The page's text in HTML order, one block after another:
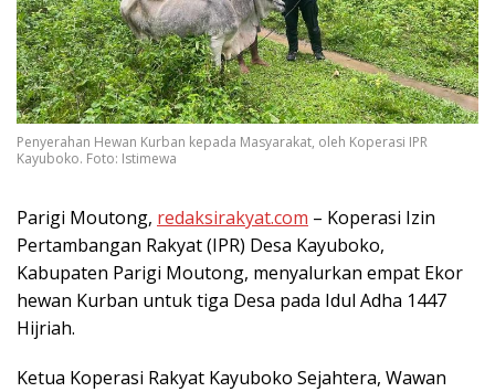
Penyerahan Hewan Kurban kepada Masyarakat, oleh Koperasi IPR
Kayuboko. Foto: Istimewa
Parigi Moutong, redaksirakyat.com – Koperasi Izin
Pertambangan Rakyat (IPR) Desa Kayuboko,
Kabupaten Parigi Moutong, menyalurkan empat Ekor
hewan Kurban untuk tiga Desa pada Idul Adha 1447
Hijriah.
Ketua Koperasi Rakyat Kayuboko Sejahtera, Wawan